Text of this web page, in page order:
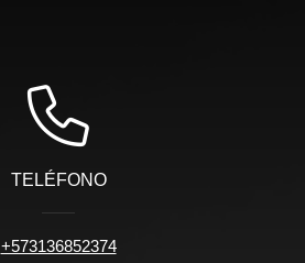
TELÉFONO
+573136852374